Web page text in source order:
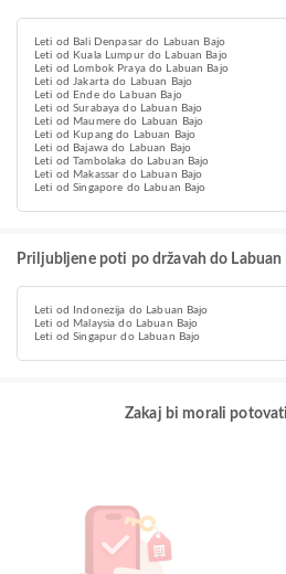
Leti od Bali Denpasar do Labuan Bajo
Leti od Kuala Lumpur do Labuan Bajo
Leti od Lombok Praya do Labuan Bajo
Leti od Jakarta do Labuan Bajo
Leti od Ende do Labuan Bajo
Leti od Surabaya do Labuan Bajo
Leti od Maumere do Labuan Bajo
Leti od Kupang do Labuan Bajo
Leti od Bajawa do Labuan Bajo
Leti od Tambolaka do Labuan Bajo
Leti od Makassar do Labuan Bajo
Leti od Singapore do Labuan Bajo
Priljubljene poti po državah do Labuan
Leti od Indonezija do Labuan Bajo
Leti od Malaysia do Labuan Bajo
Leti od Singapur do Labuan Bajo
Zakaj bi morali